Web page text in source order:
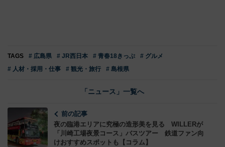
TAGS # 広島県 # JR西日本 # 青春18きっぷ
# グルメ
# 人材・採用・仕事
# 観光・旅行 # 島根県
「ニュース」一覧へ
前の記事
夜の臨港エリアに究極の造形美を見る WILLERが
「川崎工場夜景コース」バスツアー 鉄道ファン向
けおすすめスポットも【コラム】